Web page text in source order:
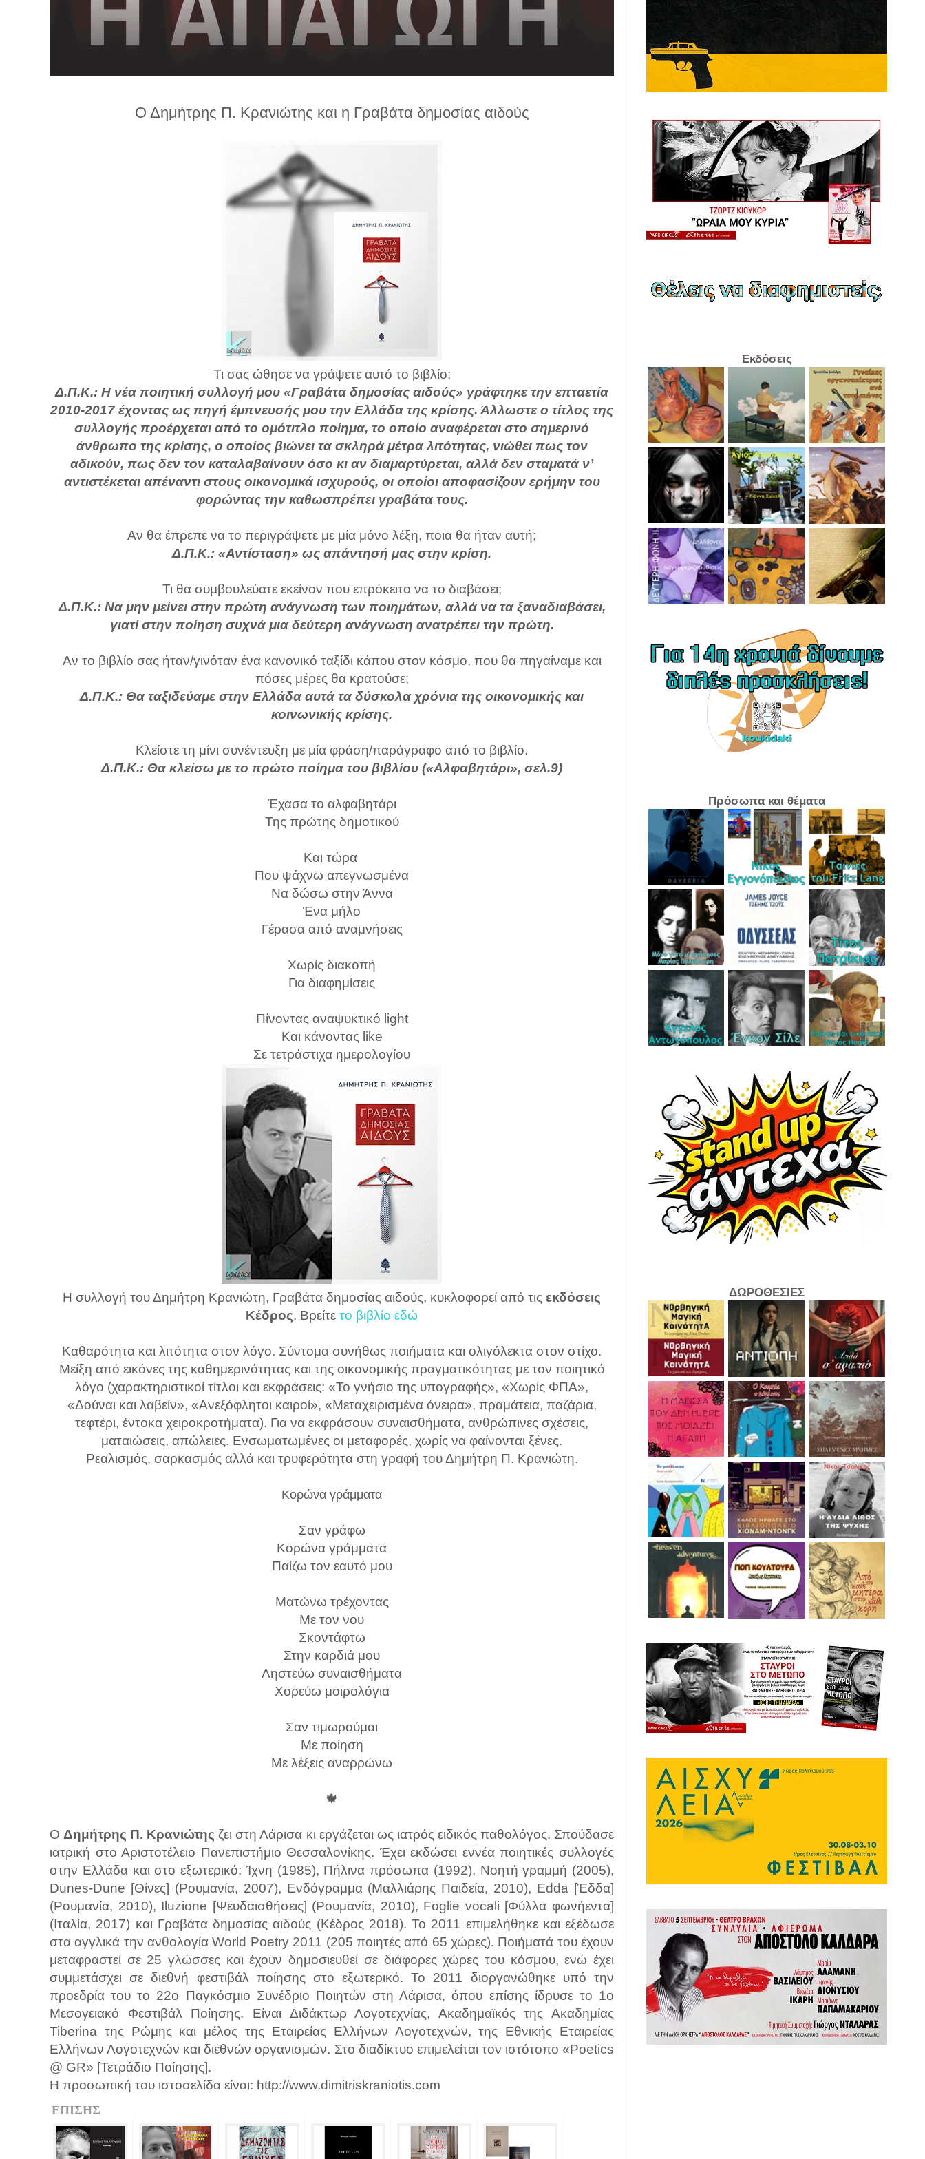
Ο Δημήτρης Π. Κρανιώτης και η Γραβάτα δημοσίας αιδούς
Τι σας ώθησε να γράψετε αυτό το βιβλίο;
Δ.Π.Κ.: Η νέα ποιητική συλλογή μου «Γραβάτα δημοσίας αιδούς» γράφτηκε την επταετία
2010-2017 έχοντας ως πηγή έμπνευσής μου την Ελλάδα της κρίσης. Άλλωστε ο τίτλος της
συλλογής προέρχεται από το ομότιτλο ποίημα, το οποίο αναφέρεται στο σημερινό
άνθρωπο της κρίσης, ο οποίος βιώνει τα σκληρά μέτρα λιτότητας, νιώθει πως τον
αδικούν, πως δεν τον καταλαβαίνουν όσο κι αν διαμαρτύρεται, αλλά δεν σταματά ν’
αντιστέκεται απέναντι στους οικονομικά ισχυρούς, οι οποίοι αποφασίζουν ερήμην του
φορώντας την καθωσπρέπει γραβάτα τους.
Αν θα έπρεπε να το περιγράψετε με μία μόνο λέξη, ποια θα ήταν αυτή;
Δ.Π.Κ.: «Αντίσταση» ως απάντησή μας στην κρίση.
Τι θα συμβουλεύατε εκείνον που επρόκειτο να το διαβάσει;
Δ.Π.Κ.: Να μην μείνει στην πρώτη ανάγνωση των ποιημάτων, αλλά να τα ξαναδιαβάσει,
γιατί στην ποίηση συχνά μια δεύτερη ανάγνωση ανατρέπει την πρώτη.
Αν το βιβλίο σας ήταν/γινόταν ένα κανονικό ταξίδι κάπου στον κόσμο, που θα πηγαίναμε και
πόσες μέρες θα κρατούσε;
Δ.Π.Κ.: Θα ταξιδεύαμε στην Ελλάδα αυτά τα δύσκολα χρόνια της οικονομικής και
κοινωνικής κρίσης.
Κλείστε τη μίνι συνέντευξη με μία φράση/παράγραφο από το βιβλίο.
Δ.Π.Κ.: Θα κλείσω με το πρώτο ποίημα του βιβλίου («Αλφαβητάρι», σελ.9)
Έχασα το αλφαβητάρι
Της πρώτης δημοτικού
Και τώρα
Που ψάχνω απεγνωσμένα
Να δώσω στην Άννα
Ένα μήλο
Γέρασα από αναμνήσεις
Χωρίς διακοπή
Για διαφημίσεις
Πίνοντας αναψυκτικό light
Και κάνοντας like
Σε τετράστιχα ημερολογίου
Η συλλογή του Δημήτρη Κρανιώτη, Γραβάτα δημοσίας αιδούς, κυκλοφορεί από τις εκδόσεις
Κέδρος. Βρείτε το βιβλίο εδώ
Καθαρότητα και λιτότητα στον λόγο. Σύντομα συνήθως ποιήματα και ολιγόλεκτα στον στίχο.
Μείξη από εικόνες της καθημερινότητας και της οικονομικής πραγματικότητας με τον ποιητικό
λόγο (χαρακτηριστικοί τίτλοι και εκφράσεις: «Το γνήσιο της υπογραφής», «Χωρίς ΦΠΑ»,
«Δούναι και λαβείν», «Ανεξόφλητοι καιροί», «Μεταχειρισμένα όνειρα», πραμάτεια, παζάρια,
τεφτέρι, έντοκα χειροκροτήματα). Για να εκφράσουν συναισθήματα, ανθρώπινες σχέσεις,
ματαιώσεις, απώλειες. Ενσωματωμένες οι μεταφορές, χωρίς να φαίνονται ξένες.
Ρεαλισμός, σαρκασμός αλλά και τρυφερότητα στη γραφή του Δημήτρη Π. Κρανιώτη.
Κορώνα γράμματα
Σαν γράφω
Κορώνα γράμματα
Παίζω τον εαυτό μου
Ματώνω τρέχοντας
Με τον νου
Σκοντάφτω
Στην καρδιά μου
Ληστεύω συναισθήματα
Χορεύω μοιρολόγια
Σαν τιμωρούμαι
Με ποίηση
Με λέξεις αναρρώνω
🍁
ΟΔημήτρης Π. Κρανιώτης ζει στη Λάρισα κι εργάζεται ως ιατρός ειδικός παθολόγος. Σπούδασε
ιατρική στο Αριστοτέλειο Πανεπιστήμιο Θεσσαλονίκης. Έχει εκδώσει εννέα ποιητικές συλλογές
στην Ελλάδα και στο εξωτερικό: Ίχνη (1985), Πήλινα πρόσωπα (1992), Νοητή γραμμή (2005),
Dunes-Dune [Θίνες] (Ρουμανία, 2007), Ενδόγραμμα (Μαλλιάρης Παιδεία, 2010), Edda [Έδδα]
(Ρουμανία, 2010), Iluzione [Ψευδαισθήσεις] (Ρουμανία, 2010), Foglie vocali [Φύλλα φωνήεντα]
(Ιταλία, 2017) και Γραβάτα δημοσίας αιδούς (Κέδρος 2018). Το 2011 επιμελήθηκε και εξέδωσε
στα αγγλικά την ανθολογία World Poetry 2011 (205 ποιητές από 65 χώρες). Ποιήματά του έχουν
μεταφραστεί σε 25 γλώσσες και έχουν δημοσιευθεί σε διάφορες χώρες του κόσμου, ενώ έχει
συμμετάσχει σε διεθνή φεστιβάλ ποίησης στο εξωτερικό. Το 2011 διοργανώθηκε υπό την
προεδρία του το 22ο Παγκόσμιο Συνέδριο Ποιητών στη Λάρισα, όπου επίσης ίδρυσε το 1ο
Μεσογειακό Φεστιβάλ Ποίησης. Είναι Διδάκτωρ Λογοτεχνίας, Ακαδημαϊκός της Ακαδημίας
Tiberina της Ρώμης και μέλος της Εταιρείας Ελλήνων Λογοτεχνών, της Εθνικής Εταιρείας
Ελλήνων Λογοτεχνών και διεθνών οργανισμών. Στο διαδίκτυο επιμελείται τον ιστότοπο «Poetics
@ GR» [Τετράδιο Ποίησης].
Η προσωπική του ιστοσελίδα είναι: http://www.dimitriskraniotis.com
ΕΠΙΣΗΣ
Εκδόσεις
Πρόσωπα και θέματα
ΔΩΡΟΘΕΣΙΕΣ